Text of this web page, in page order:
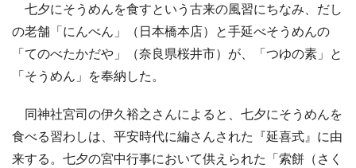
七夕にそうめんを食すという古来の風習にちなみ、だし
の老舗「にんべん」（日本橋本店）と手延べそうめんの
「てのべたかだや」（奈良県桜井市）が、「つゆの素」と
「そうめん」を奉納した。
同神社宮司の伊久裕之さんによると、七夕にそうめんを
食べる習わしは、平安時代に編さんされた『延喜式』に由
来する。七夕の宮中行事において供えられた「索餅（さく